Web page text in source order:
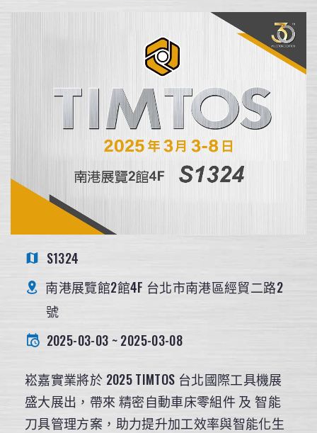
S1324
南港展覽館2館4F 台北市南港區經貿二路2
號
2025-03-03 ~ 2025-03-08
崧嘉實業將於 2025 TIMTOS 台北國際工具機展
盛大展出，帶來 精密自動車床零組件 及 智能
刀具管理方案，助力提升加工效率與智能化生